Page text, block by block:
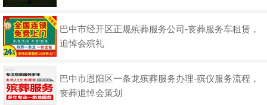
巴中市经开区正规殡葬服务公司-丧葬服务车租赁，
追悼会殡礼
巴中市恩阳区一条龙殡葬服务办理-殡仪服务流程，
丧葬追悼会策划